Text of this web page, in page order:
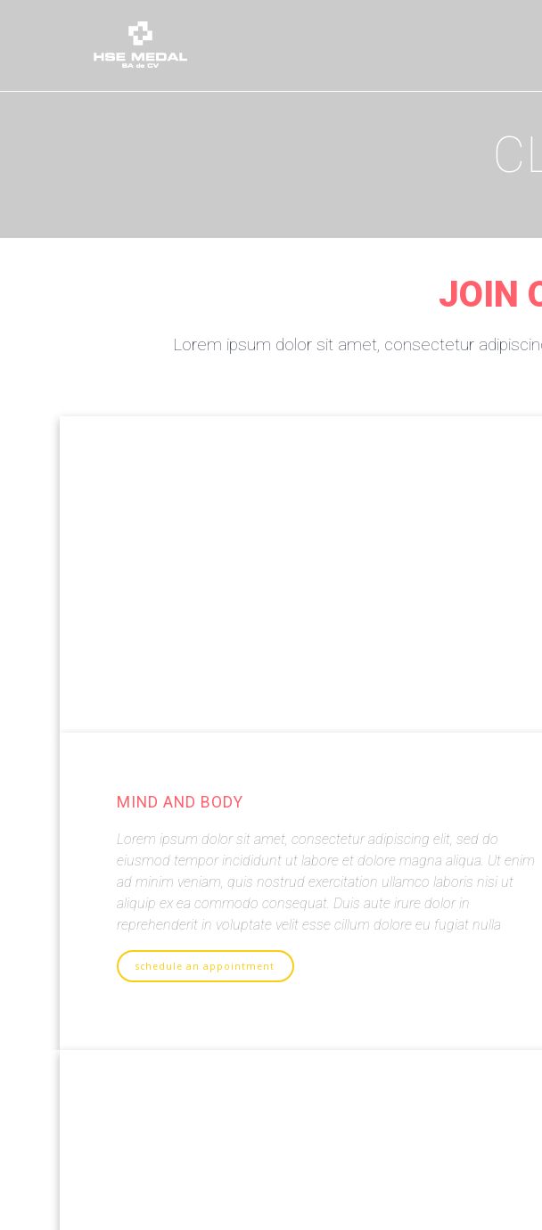
JOIN
Lorem ipsum dolor sit amet, consectetur
MIND AND BODY
Lorem ipsum dolor sit amet, consectetur adipiscing elit, sed do
eiusmod tempor incididunt ut labore et dolore magna aliqua. Ut enim
ad minim veniam, quis nostrud exercitation ullamco laboris nisi ut
aliquip ex ea commodo consequat. Duis aute irure dolor in
reprehenderit in voluptate velit esse cillum dolore eu fugiat nulla
schedule an appointment